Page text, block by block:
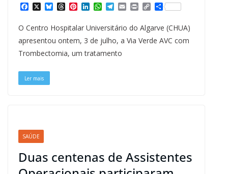
a
c
e
b
o
o
X B
u
e
s
k
y
T
h
r
e
a
d
s
P
t
e
r
e
L
n
k
e
d
I
W
h
t
s
A
p
T
e
e
g
r
a
E
m
i
l
P
n
t
C
o
y
L
i
S
h
r
e
O Centro Hospitalar Universitário do Algarve (CHUA)
apresentou ontem, 3 de julho, a Via Verde AVC com
Trombectomia, um tratamento
Ler mais
SAÚDE
Duas centenas de Assistentes